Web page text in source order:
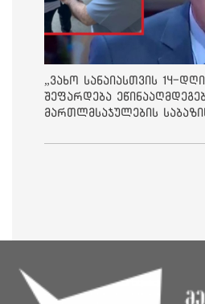
„ვახო სანაიასთვის 14-
შეფარდება
მართლმსაჯულების